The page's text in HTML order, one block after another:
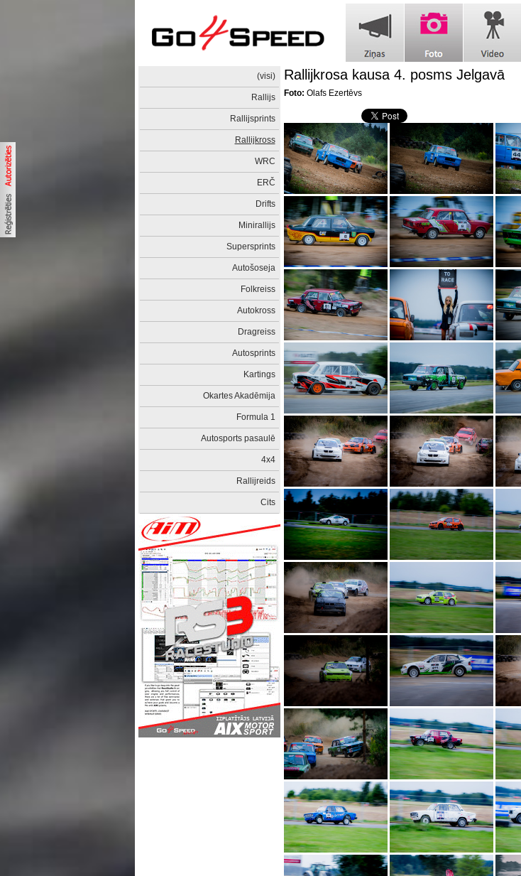
(visi)
Rallijs
Rallijsprints
Rallijkross
WRC
ERČ
Drifts
Minirallijs
Supersprints
Autošoseja
Folkreiss
Autokross
Dragreiss
Autosprints
Kartings
Okartes Akadēmija
Formula 1
Autosports pasaulē
4x4
Rallijreids
Cits
Rallijkrosa kausa 4. posms Jelgavā
Foto: Olafs Ezertēvs